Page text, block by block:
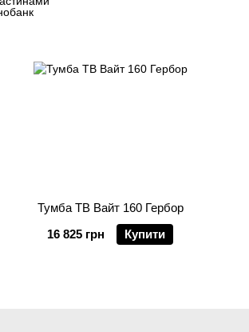
Тумба ТВ Вайт 160 Гербор
16 825 грн
Купити